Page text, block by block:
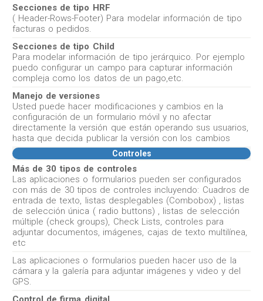
Secciones de tipo HRF
( Header-Rows-Footer) Para modelar información de tipo
facturas o pedidos.
Secciones de tipo Child
Para modelar información de tipo jerárquico. Por ejemplo
puedo configurar un campo para capturar información
compleja como los datos de un pago,etc.
Manejo de versiones
Usted puede hacer modificaciones y cambios en la
configuración de un formulario móvil y no afectar
directamente la versión que están operando sus usuarios,
hasta que decida publicar la versión con los cambios
Controles
Más de 30 tipos de controles
Las aplicaciones o formularios pueden ser configurados
con más de 30 tipos de controles incluyendo: Cuadros de
entrada de texto, listas desplegables (Combobox) , listas
de selección única ( radio buttons) , listas de selección
múltiple (check groups), Check Lists, controles para
adjuntar documentos, imágenes, cajas de texto multilínea,
etc
Las aplicaciones o formularios pueden hacer uso de la
cámara y la galería para adjuntar imágenes y video y del
GPS.